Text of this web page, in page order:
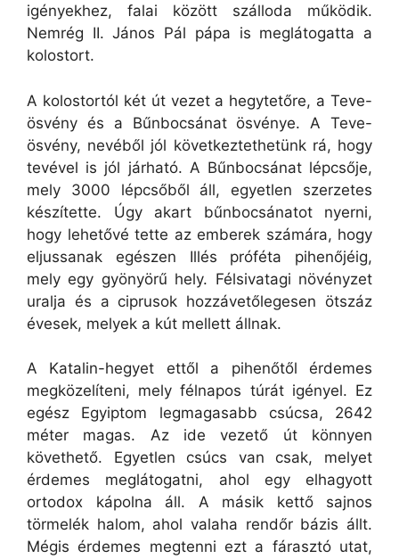
igényekhez, falai között szálloda működik.
Nemrég II. János Pál pápa is meglátogatta a
kolostort.
A kolostortól két út vezet a hegytetőre, a Teve-
ösvény és a Bűnbocsánat ösvénye. A Teve-
ösvény, nevéből jól következtethetünk rá, hogy
tevével is jól járható. A Bűnbocsánat lépcsője,
mely 3000 lépcsőből áll, egyetlen szerzetes
készítette. Úgy akart bűnbocsánatot nyerni,
hogy lehetővé tette az emberek számára, hogy
eljussanak egészen Illés próféta pihenőjéig,
mely egy gyönyörű hely. Félsivatagi növényzet
uralja és a ciprusok hozzávetőlegesen ötszáz
évesek, melyek a kút mellett állnak.
A Katalin-hegyet ettől a pihenőtől érdemes
megközelíteni, mely félnapos túrát igényel. Ez
egész Egyiptom legmagasabb csúcsa, 2642
méter magas. Az ide vezető út könnyen
követhető. Egyetlen csúcs van csak, melyet
érdemes meglátogatni, ahol egy elhagyott
ortodox kápolna áll. A másik kettő sajnos
törmelék halom, ahol valaha rendőr bázis állt.
Mégis érdemes megtenni ezt a fárasztó utat,